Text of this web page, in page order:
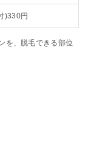
)330円
を、脱毛できる部位